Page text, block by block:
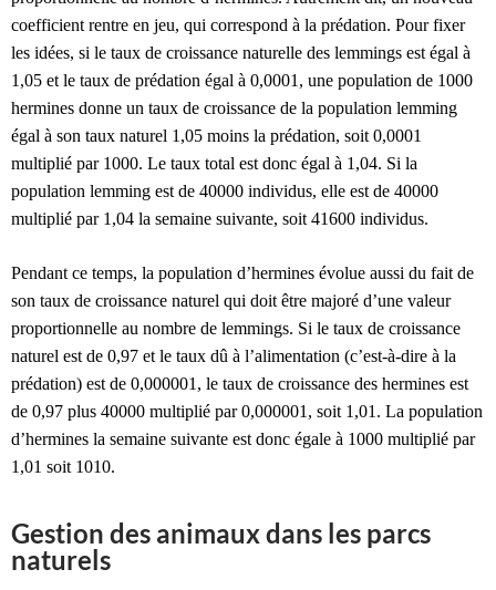
coefficient rentre en jeu, qui correspond à la prédation. Pour fixer
les idées, si le taux de croissance naturelle des lemmings est égal à
1,05 et le taux de prédation égal à 0,0001, une population de 1000
hermines donne un taux de croissance de la population lemming
égal à son taux naturel 1,05 moins la prédation, soit 0,0001
multiplié par 1000. Le taux total est donc égal à 1,04. Si la
population lemming est de 40000 individus, elle est de 40000
multiplié par 1,04 la semaine suivante, soit 41600 individus.
Pendant ce temps, la population d’hermines évolue aussi du fait de
son taux de croissance naturel qui doit être majoré d’une valeur
proportionnelle au nombre de lemmings. Si le taux de croissance
naturel est de 0,97 et le taux dû à l’alimentation (c’est-à-dire à la
prédation) est de 0,000001, le taux de croissance des hermines est
de 0,97 plus 40000 multiplié par 0,000001, soit 1,01. La population
d’hermines la semaine suivante est donc égale à 1000 multiplié par
1,01 soit 1010.
Gestion des animaux dans les parcs
naturels